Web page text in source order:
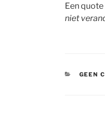
Een
niet
GEEN